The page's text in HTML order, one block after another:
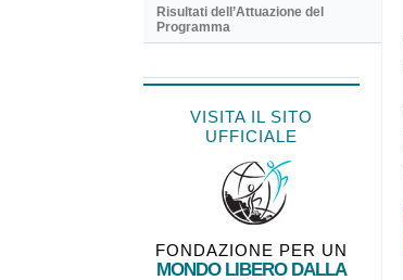
Risultati dell’Attuazione del
Programma
VISITA IL SITO
UFFICIALE
FONDAZIONE PER UN
MONDO LIBERO DALLA